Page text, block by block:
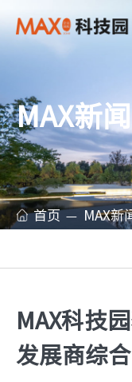
MAX新闻
首页 MAX新
MAX科技
发展商综